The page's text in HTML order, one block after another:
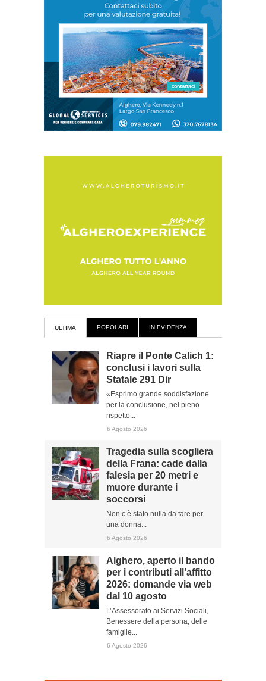
ULTIMA POPOLARI IN EVIDENZA
Riapre il Ponte Calich 1:
conclusi i lavori sulla
Statale 291 Dir
«Esprimo grande soddisfazione
per la conclusione, nel pieno
rispetto...
6 Agosto 2026
Tragedia sulla scogliera
della Frana: cade dalla
falesia per 20 metri e
muore durante i
soccorsi
Non c’è stato nulla da fare per
una donna...
6 Agosto 2026
Alghero, aperto il bando
per i contributi all’affitto
2026: domande via web
dal 10 agosto
L’Assessorato ai Servizi Sociali,
Benessere della persona, delle
famiglie...
6 Agosto 2026